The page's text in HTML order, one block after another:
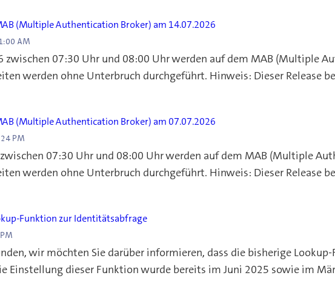
(Multiple Authentication Broker) am 14.07.2026
AM
07:30 Uhr und 08:00 Uhr werden auf dem MAB (Multiple
werden ohne Unterbruch durchgeführt. Hinweis: Dieser Release
(Multiple Authentication Broker) am 07.07.2026
PM
07:30 Uhr und 08:00 Uhr werden auf dem MAB (Multiple
werden ohne Unterbruch durchgeführt. Hinweis: Dieser Release
Funktion zur Identitätsabfrage
wir möchten Sie darüber informieren, dass die bisherige
Einstellung dieser Funktion wurde bereits im Juni 2025 sowie im